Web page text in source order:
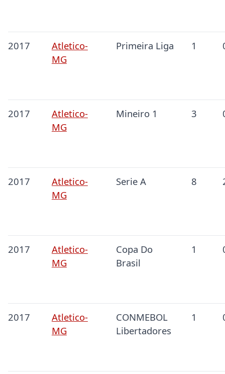
2017
Atletico-
MG
Primeira Liga 1
2017
Atletico-
MG
Mineiro 1 3
2017
Atletico-
MG
Serie A 8
2017
Atletico-
MG
Copa Do
Brasil
1
2017
Atletico-
MG
CONMEBOL
Libertadores
1